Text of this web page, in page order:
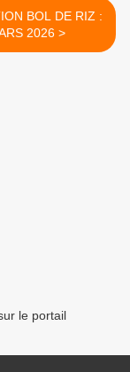
BOL DE RIZ :
MARS 2026 >
le portail